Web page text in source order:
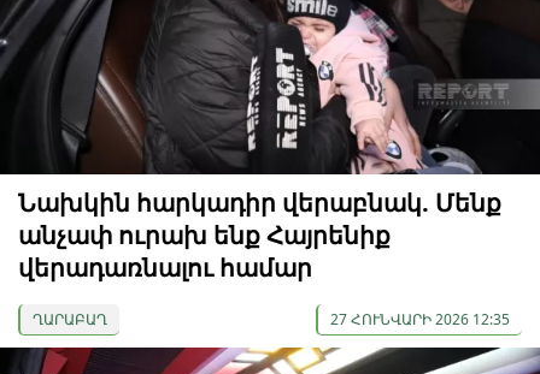
Նախկին հարկադիր վերաբնակ. Մենք
անչափ ուրախ ենք Հայրենիք
վերադառնալու համար
ՂԱՐԱԲԱՂ 27 ՀՈՒՆՎԱՐԻ 2026 12:35